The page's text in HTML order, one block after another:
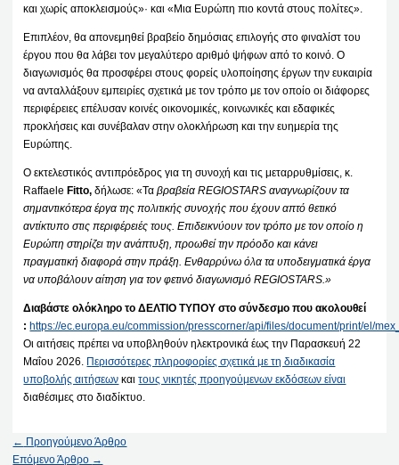
και χωρίς αποκλεισμούς»· και «Μια Ευρώπη πιο κοντά στους πολίτες».
Επιπλέον, θα απονεμηθεί βραβείο δημόσιας επιλογής στο φιναλίστ του
έργου που θα λάβει τον μεγαλύτερο αριθμό ψήφων από το κοινό. Ο
διαγωνισμός θα προσφέρει στους φορείς υλοποίησης έργων την ευκαιρία
να ανταλλάξουν εμπειρίες σχετικά με τον τρόπο με τον οποίο οι διάφορες
περιφέρειες επέλυσαν κοινές οικονομικές, κοινωνικές και εδαφικές
προκλήσεις και συνέβαλαν στην ολοκλήρωση και την ευημερία της
Ευρώπης.
Ο εκτελεστικός αντιπρόεδρος για τη συνοχή και τις μεταρρυθμίσεις, κ.
Raffaele Fitto, δήλωσε: «Τα βραβεία REGIOSTARS αναγνωρίζουν τα
σημαντικότερα έργα της πολιτικής συνοχής που έχουν απτό θετικό
αντίκτυπο στις περιφέρειές τους. Επιδεικνύουν τον τρόπο με τον οποίο η
Ευρώπη στηρίζει την ανάπτυξη, προωθεί την πρόοδο και κάνει
πραγματική διαφορά στην πράξη. Ενθαρρύνω όλα τα υποδειγματικά έργα
να υποβάλουν αίτηση για τον φετινό διαγωνισμό REGIOSTARS.»
Διαβάστε ολόκληρο το ΔΕΛΤΙΟ ΤΥΠΟΥ στο σύνδεσμο που ακολουθεί
: https://ec.europa.eu/commission/presscorner/api/files/document/print/el/
Οι αιτήσεις πρέπει να υποβληθούν ηλεκτρονικά έως την Παρασκευή 22
Μαΐου 2026. Περισσότερες πληροφορίες σχετικά με τη διαδικασία
υποβολής αιτήσεων καιτους νικητές προηγούμενων εκδόσεων είναι
διαθέσιμες στο διαδίκτυο.
← Προηγούμενο Άρθρο
Επόμενο Άρθρο →